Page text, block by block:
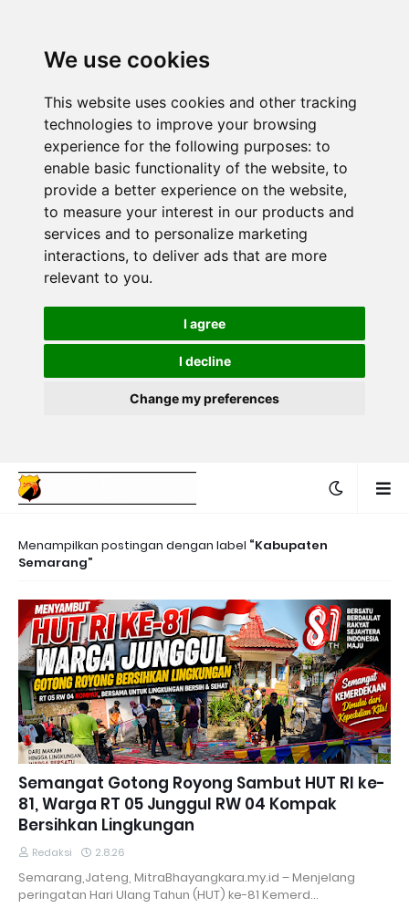
We use cookies
This website uses cookies and other tracking
technologies to improve your browsing
experience for the following purposes: to
enable basic functionality of the website, to
provide a better experience on the website,
to measure your interest in our products and
services and to personalize marketing
interactions, to deliver ads that are more
relevant to you.
I agree
I decline
Change my preferences
Menampilkan postingan dengan label Kabupaten
Semarang
Semangat Gotong Royong Sambut HUT RI ke-
81, Warga RT 05 Junggul RW 04 Kompak
Bersihkan Lingkungan
Redaksi 2.8.26
Semarang,Jateng, MitraBhayangkara.my.id – Menjelang
peringatan Hari Ulang Tahun (HUT) ke-81 Kemerd…